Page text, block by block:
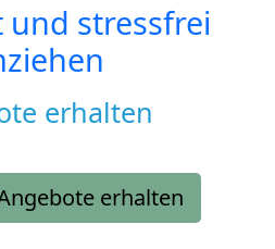
und stressfrei
erhalten
erhalten